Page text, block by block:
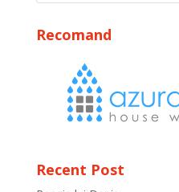
Recomand
Recent Post